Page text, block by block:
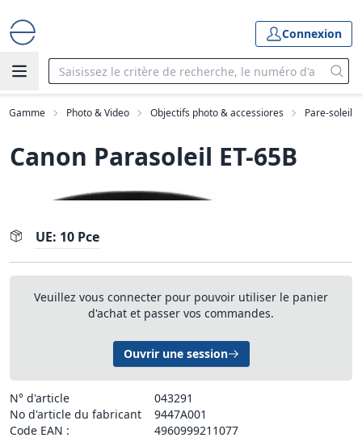
Connexion
Gamme Photo & Video Objectifs photo & accessiores Pare-soleil
Canon Parasoleil ET-65B
UE: 10 Pce
Veuillez vous connecter pour pouvoir utiliser le panier
d'achat et passer vos commandes.
Ouvrir une session
N° d'article
043291
No d'article du fabricant
9447A001
Code EAN :
4960999211077